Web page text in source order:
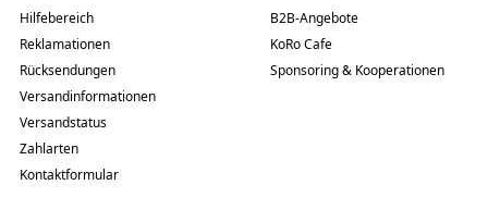
Hilfebereich
Reklamationen
Rücksendungen
Versandinformationen
Versandstatus
Zahlarten
Kontaktformular
B2B-Angebote
KoRo Cafe
Sponsoring & Kooperationen